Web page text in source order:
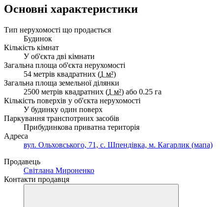
Основні характеристики
Тип нерухомості що продається
Будинок
Кількість кімнат
У об'єкта дві кімнати
Загальна площа об'єкта нерухомості
54 метрів квадратних (1 м²)
Загальна площа земельної ділянки
2500 метрів квадратних (1 м²) або 0.25 га
Кількість поверхів у об'єкта нерухомості
У будинку один поверх
Паркування транспотрних засобів
Прибудинкова приватна територія
Адреса
вул. Ольховського, 71, с. Шпендівка, м. Кагарлик (мапа)
Продавець
Світлана Мироненко
Контакти продавця